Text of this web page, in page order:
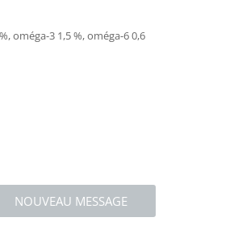
oméga-3 1,5 %, oméga-6 0,6
NOUVEAU MESSAGE